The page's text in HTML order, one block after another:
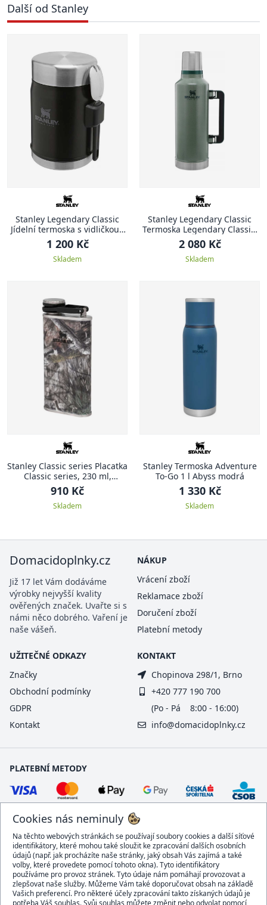
Další od Stanley
Stanley Legendary Classic
Jídelní termoska s vidličkou ,
400 ml, Matte Black
1 200 Kč
Skladem
Stanley Legendary Classic
Termoska Legendary Classic,
2.3 l, Hammertone Green
2 080 Kč
Skladem
Stanley Classic series Placatka
Classic series, 230 ml,
Country DNA Mossy Oak
Kamuflage
910 Kč
Skladem
Stanley Termoska Adventure
To-Go 1 l Abyss modrá
1 330 Kč
Skladem
Cookies nás neminuly
Na těchto webových stránkách se používají soubory cookies a další síťové
identifikátory, které mohou také sloužit ke zpracování dalších osobních
údajů (např. jak procházíte naše stránky, jaký obsah Vás zajímá a také
volby, které provedete pomocí tohoto okna). Tyto identifikátory
používáme pro provoz stránek. Tyto údaje nám pomáhají provozovat a
zlepšovat naše služby. Můžeme Vám také doporučovat obsah na základě
Vašich preferencí. Pro některé účely zpracování takto získaných údajů je
potřeba Váš souhlas. Svůj souhlas můžete změnit nebo odvolat pomocí
Domacidoplnky.cz
Již 17 let Vám dodáváme
výrobky nejvyšší kvality
ověřených značek. Uvařte si s
námi něco dobrého. Vaření je
naše vášeň.
NÁKUP
Vrácení zboží
Reklamace zboží
Doručení zboží
Platební metody
UŽITEČNÉ ODKAZY
Značky
Obchodní podmínky
GDPR
Kontakt
KONTAKT
Chopinova 298/1, Brno
+420 777 190 700
(Po - Pá 8:00 - 16:00)
info@domacidoplnky.cz
PLATEBNÍ METODY
DOPRAVCI